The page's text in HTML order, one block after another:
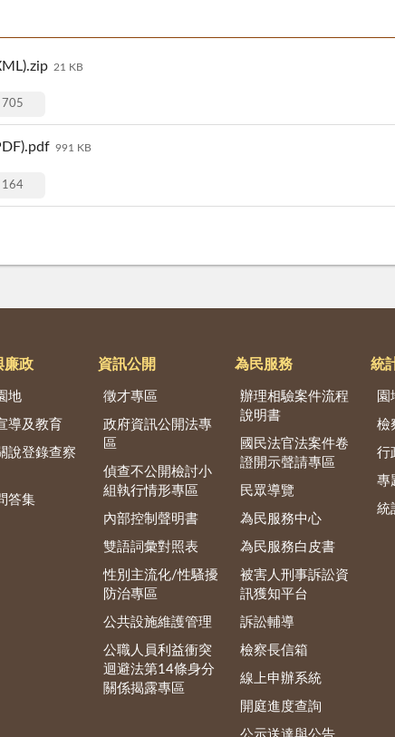
21 KB
705
991 KB
164
廉政
地
導及教育
說登錄查察
答集
資訊公開
徵才專區
政府資訊公開法專
區
偵查不公開檢討小
組執行情形專區
內部控制聲明書
雙語詞彙對照表
性別主流化/性騷擾
防治專區
公共設施維護管理
公職人員利益衝突
迴避法第14條身分
關係揭露專區
為民服務
辦理相驗案件流程
說明書
國民法官法案件卷
證開示聲請專區
民眾導覽
為民服務中心
為民服務白皮書
被害人刑事訴訟資
訊獲知平台
訴訟輔導
檢察長信箱
線上申辦系統
開庭進度查詢
統
園
檢
行
專
統